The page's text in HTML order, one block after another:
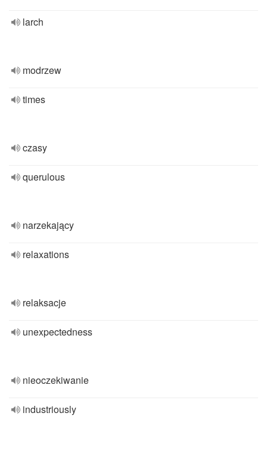
larch
modrzew
times
czasy
querulous
narzekający
relaxations
relaksacje
unexpectedness
nieoczekiwanie
industriously